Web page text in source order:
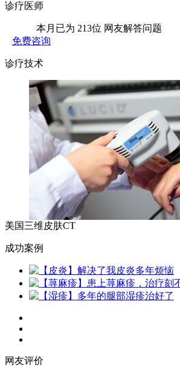
诊疗医师
本月已为 213位 网友解答问题
免费咨询
诊疗技术
美国三维皮肤CT
成功案例
网友评价